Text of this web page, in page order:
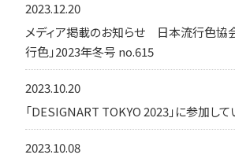
2023.12.20
メディア掲載のお知らせ 日本流行色協会
行色」2023年冬号 no.615
2023.10.20
「DESIGNART TOKYO 2023」に参加して
2023.10.08